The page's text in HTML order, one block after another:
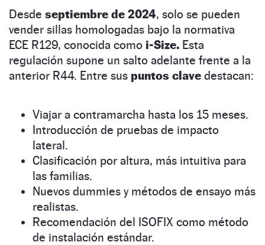
Desde septiembre de 2024, solo se pueden
vender sillas homologadas bajo la normativa
ECE R129, conocida como i-Size. Esta
regulación supone un salto adelante frente a la
anterior R44. Entre sus puntos clave destacan:
Viajar a contramarcha hasta los 15 meses.
Introducción de pruebas de impacto
lateral.
Clasificación por altura, más intuitiva para
las familias.
Nuevos dummies y métodos de ensayo más
realistas.
Recomendación del ISOFIX como método
de instalación estándar.